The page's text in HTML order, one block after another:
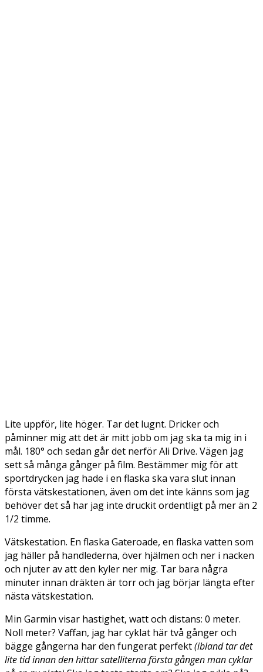
Lite uppför, lite höger. Tar det lugnt. Dricker och
påminner mig att det är mitt jobb om jag ska ta mig in i
mål. 180° och sedan går det nerför Ali Drive. Vägen jag
sett så många gånger på film. Bestämmer mig för att
sportdrycken jag hade i en flaska ska vara slut innan
första vätskestationen, även om det inte känns som jag
behöver det så har jag inte druckit ordentligt på mer än 2
1/2 timme.
Vätskestation. En flaska Gateroade, en flaska vatten som
jag häller på handlederna, över hjälmen och ner i nacken
och njuter av att den kyler ner mig. Tar bara några
minuter innan dräkten är torr och jag börjar längta efter
nästa vätskestation.
Min Garmin visar hastighet, watt och distans: 0 meter.
Noll meter? Vaffan, jag har cyklat här två gånger och
bägge gångerna har den fungerat perfekt(ibland tar det
lite tid innan den hittar satelliterna första gången man cyklar